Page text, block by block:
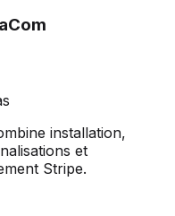
installation,
et
Stripe.